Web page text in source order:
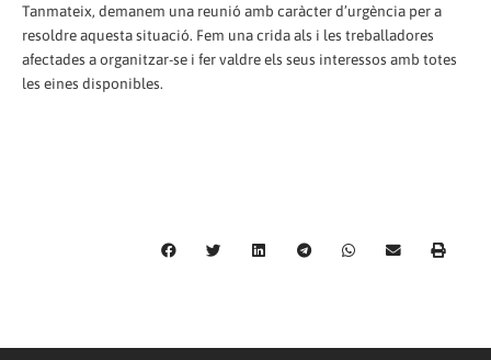
Tanmateix, demanem una reunió amb caràcter d’urgència per a
resoldre aquesta situació. Fem una crida als i les treballadores
afectades a organitzar-se i fer valdre els seus interessos amb totes
les eines disponibles.